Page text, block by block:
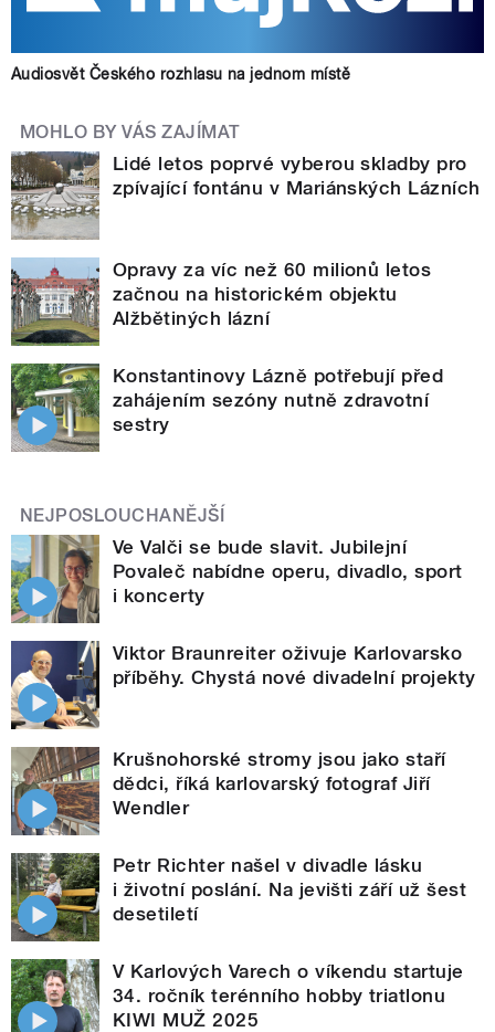
Audiosvět Českého rozhlasu na jednom místě
MOHLO BY VÁS ZAJÍMAT
Lidé letos poprvé vyberou skladby pro
zpívající fontánu v Mariánských Lázních
Opravy za víc než 60 milionů letos
začnou na historickém objektu
Alžbětiných lázní
Konstantinovy Lázně potřebují před
zahájením sezóny nutně zdravotní
sestry
NEJPOSLOUCHANĚJŠÍ
Ve Valči se bude slavit. Jubilejní
Povaleč nabídne operu, divadlo, sport
i koncerty
Viktor Braunreiter oživuje Karlovarsko
příběhy. Chystá nové divadelní projekty
Krušnohorské stromy jsou jako staří
dědci, říká karlovarský fotograf Jiří
Wendler
Petr Richter našel v divadle lásku
i životní poslání. Na jevišti září už šest
desetiletí
V Karlových Varech o víkendu startuje
34. ročník terénního hobby triatlonu
KIWI MUŽ 2025